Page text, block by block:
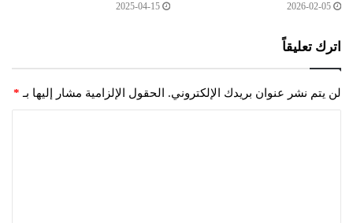
2026-02-05
2025-04-15
اترك تعليقاً
لن يتم نشر عنوان بريدك الإلكتروني. الحقول الإلزامية مشار إليها بـ *